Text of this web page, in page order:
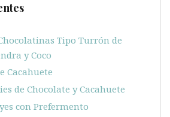
Tipo Turrón de
y Coco
Cacahuete
de Chocolate y Cacahuete
con Prefermento